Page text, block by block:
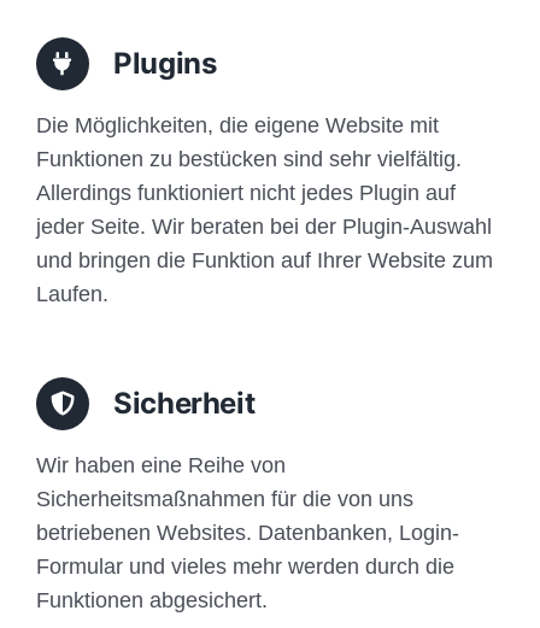
Plugins
Die Möglichkeiten, die eigene Website mit
Funktionen zu bestücken sind sehr vielfältig.
Allerdings funktioniert nicht jedes Plugin auf
jeder Seite. Wir beraten bei der Plugin-Auswahl
und bringen die Funktion auf Ihrer Website zum
Laufen.
Sicherheit
Wir haben eine Reihe von
Sicherheitsmaßnahmen für die von uns
betriebenen Websites. Datenbanken, Login-
Formular und vieles mehr werden durch die
Funktionen abgesichert.